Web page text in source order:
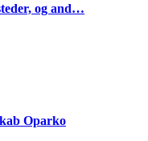
og and…
Oparko